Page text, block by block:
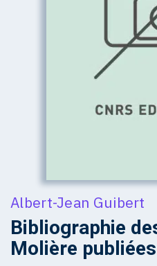
Albert-Jean Guibert
Bibliographie
Molière